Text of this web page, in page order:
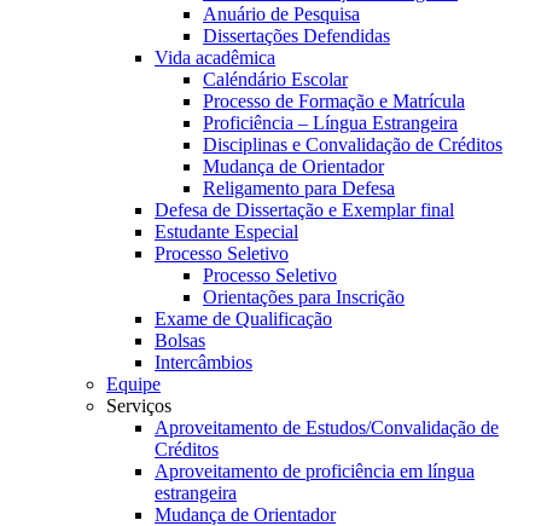
Anuário de Pesquisa
Dissertações Defendidas
Vida acadêmica
Caléndário Escolar
Processo de Formação e Matrícula
Proficiência – Língua Estrangeira
Disciplinas e Convalidação de Créditos
Mudança de Orientador
Religamento para Defesa
Defesa de Dissertação e Exemplar final
Estudante Especial
Processo Seletivo
Processo Seletivo
Orientações para Inscrição
Exame de Qualificação
Bolsas
Intercâmbios
Equipe
Serviços
Aproveitamento de Estudos/Convalidação de
Créditos
Aproveitamento de proficiência em língua
estrangeira
Mudança de Orientador